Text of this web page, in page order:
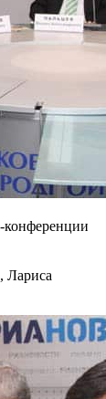
конференции
Лариса